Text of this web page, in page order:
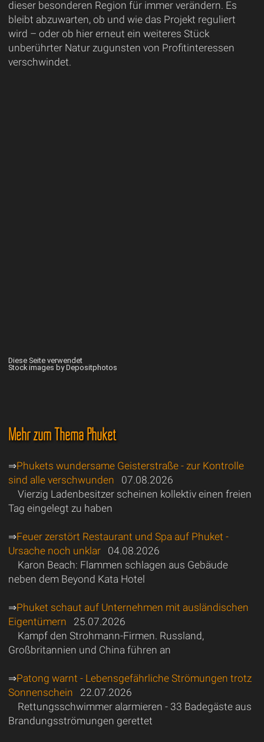
dieser besonderen Region für immer verändern. Es
bleibt abzuwarten, ob und wie das Projekt reguliert
wird – oder ob hier erneut ein weiteres Stück
unberührter Natur zugunsten von Profitinteressen
verschwindet.
Diese Seite verwendet
Stock images by Depositphotos
Mehr zum Thema Phuket
⇒Phukets wundersame Geisterstraße - zur Kontrolle
sind alle verschwunden 07.08.2026
Vierzig Ladenbesitzer scheinen kollektiv einen freien
Tag eingelegt zu haben
⇒Feuer zerstört Restaurant und Spa auf Phuket -
Ursache noch unklar04.08.2026
Karon Beach: Flammen schlagen aus Gebäude
neben dem Beyond Kata Hotel
⇒Phuket schaut auf Unternehmen mit ausländischen
Eigentümern 25.07.2026
Kampf den Strohmann-Firmen. Russland,
Großbritannien und China führen an
⇒Patong warnt - Lebensgefährliche Strömungen trotz
Sonnenschein 22.07.2026
Rettungsschwimmer alarmieren - 33 Badegäste aus
Brandungsströmungen gerettet